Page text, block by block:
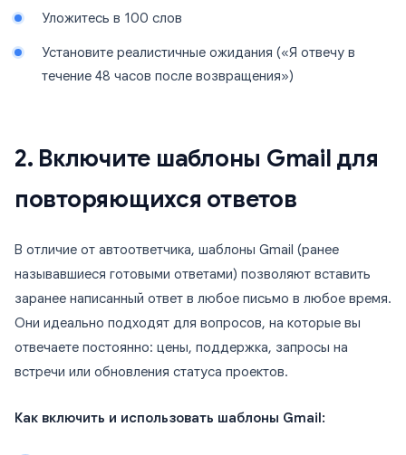
Уложитесь в 100 слов
Установите реалистичные ожидания («Я отвечу в
течение 48 часов после возвращения»)
2. Включите шаблоны Gmail для
повторяющихся ответов
В отличие от автоответчика, шаблоны Gmail (ранее
называвшиеся готовыми ответами) позволяют вставить
заранее написанный ответ в любое письмо в любое время.
Они идеально подходят для вопросов, на которые вы
отвечаете постоянно: цены, поддержка, запросы на
встречи или обновления статуса проектов.
Как включить и использовать шаблоны Gmail: